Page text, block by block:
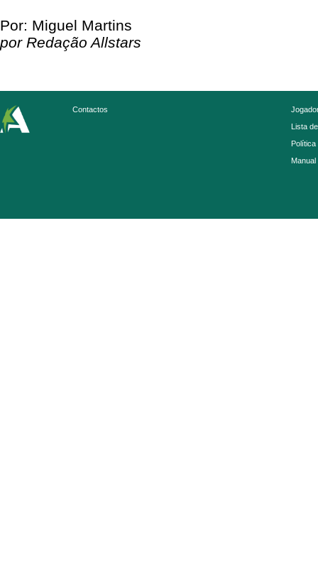
Por: Miguel Martins
por Redação Allstars
Contactos
Lista
Política